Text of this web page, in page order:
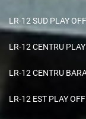
LR-12 SUD PLAY
LR-12 CENTRU
LR-12 CENTRU
LR-12 EST PLAY